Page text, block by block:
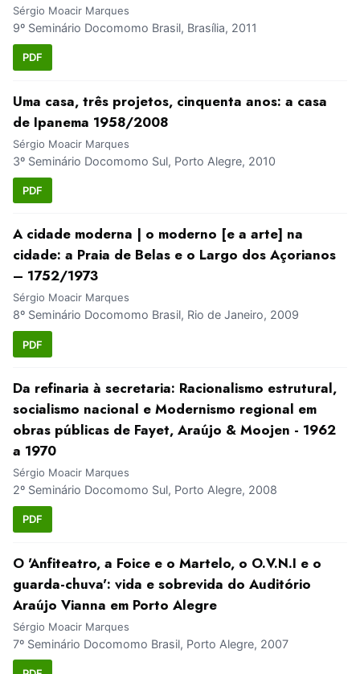
Sérgio Moacir Marques
9º Seminário Docomomo Brasil, Brasília, 2011
PDF
Uma casa, três projetos, cinquenta anos: a casa
de Ipanema 1958/2008
Sérgio Moacir Marques
3º Seminário Docomomo Sul, Porto Alegre, 2010
PDF
A cidade moderna | o moderno [e a arte] na
cidade: a Praia de Belas e o Largo dos Açorianos
– 1752/1973
Sérgio Moacir Marques
8º Seminário Docomomo Brasil, Rio de Janeiro, 2009
PDF
Da refinaria à secretaria: Racionalismo estrutural,
socialismo nacional e Modernismo regional em
obras públicas de Fayet, Araújo & Moojen - 1962
a 1970
Sérgio Moacir Marques
2º Seminário Docomomo Sul, Porto Alegre, 2008
PDF
O 'Anfiteatro, a Foice e o Martelo, o O.V.N.I e o
guarda-chuva': vida e sobrevida do Auditório
Araújo Vianna em Porto Alegre
Sérgio Moacir Marques
7º Seminário Docomomo Brasil, Porto Alegre, 2007